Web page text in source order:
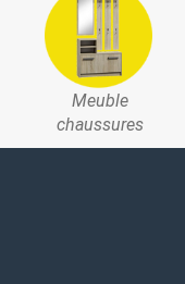
Meuble
chaussures